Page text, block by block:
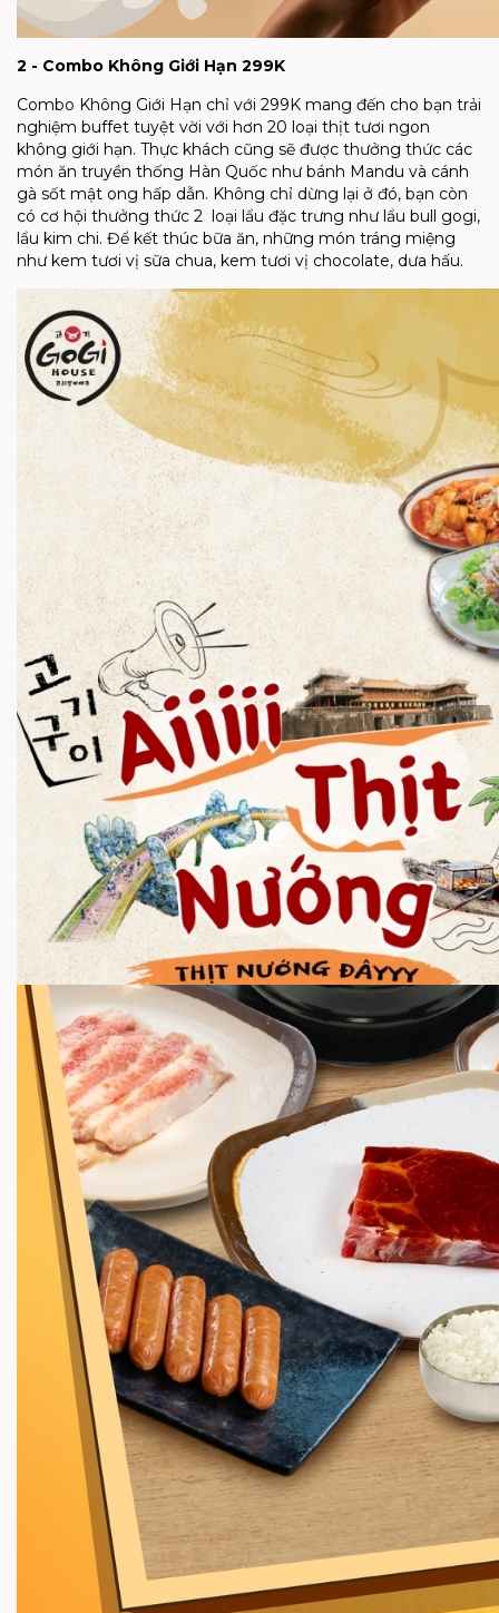
2 - Combo Không Giới Hạn 299K
Combo Không Giới Hạn chỉ với 299K mang đến cho bạn trải
nghiệm buffet tuyệt vời với hơn 20 loại thịt tươi ngon
không giới hạn. Thực khách cũng sẽ được thưởng thức các
món ăn truyền thống Hàn Quốc như bánh Mandu và cánh
gà sốt mật ong hấp dẫn. Không chỉ dừng lại ở đó, bạn còn
có cơ hội thưởng thức 2 loại lẩu đặc trưng như lẩu bull gogi,
lẩu kim chi. Để kết thúc bữa ăn, những món tráng miệng
như kem tươi vị sữa chua, kem tươi vị chocolate, dưa hấu.